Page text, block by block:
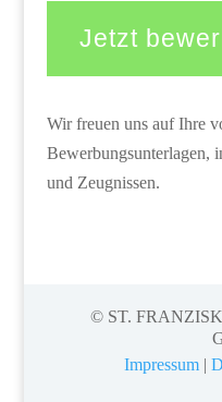
Jetzt
Wir freuen uns auf Ihre
Bewerbungsunterlagen,
und Zeugnissen.
© ST.
Impressum|